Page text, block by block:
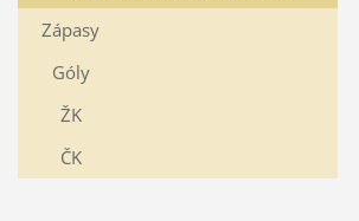
Zápasy
Góly
ŽK
ČK